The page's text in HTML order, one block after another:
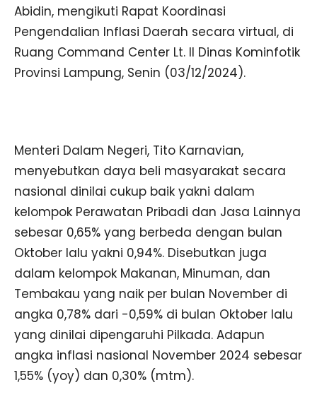
Abidin, mengikuti Rapat Koordinasi
Pengendalian Inflasi Daerah secara virtual, di
Ruang Command Center Lt. II Dinas Kominfotik
Provinsi Lampung, Senin (03/12/2024).
Menteri Dalam Negeri, Tito Karnavian,
menyebutkan daya beli masyarakat secara
nasional dinilai cukup baik yakni dalam
kelompok Perawatan Pribadi dan Jasa Lainnya
sebesar 0,65% yang berbeda dengan bulan
Oktober lalu yakni 0,94%. Disebutkan juga
dalam kelompok Makanan, Minuman, dan
Tembakau yang naik per bulan November di
angka 0,78% dari -0,59% di bulan Oktober lalu
yang dinilai dipengaruhi Pilkada. Adapun
angka inflasi nasional November 2024 sebesar
1,55% (yoy) dan 0,30% (mtm).